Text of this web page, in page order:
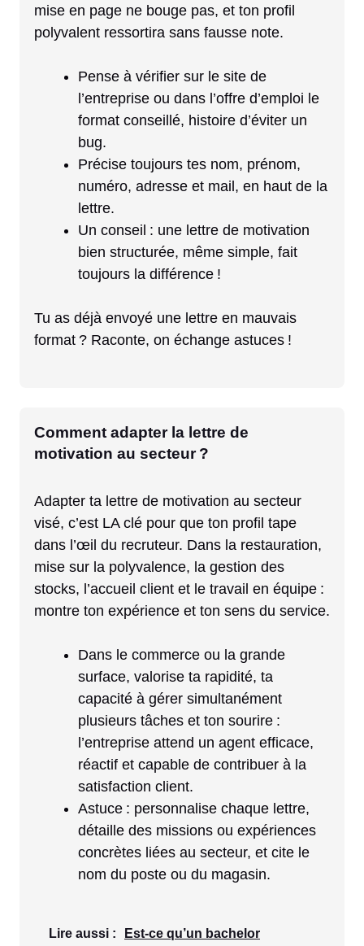
mise en page ne bouge pas, et ton profil
polyvalent ressortira sans fausse note.
Pense à vérifier sur le site de
l’entreprise ou dans l’offre d’emploi le
format conseillé, histoire d’éviter un
bug.
Précise toujours tes nom, prénom,
numéro, adresse et mail, en haut de la
lettre.
Un conseil : une lettre de motivation
bien structurée, même simple, fait
toujours la différence !
Tu as déjà envoyé une lettre en mauvais
format ? Raconte, on échange astuces !
Comment adapter la lettre de
motivation au secteur ?
Adapter ta lettre de motivation au secteur
visé, c’est LA clé pour que ton profil tape
dans l’œil du recruteur. Dans la restauration,
mise sur la polyvalence, la gestion des
stocks, l’accueil client et le travail en équipe :
montre ton expérience et ton sens du service.
Dans le commerce ou la grande
surface, valorise ta rapidité, ta
capacité à gérer simultanément
plusieurs tâches et ton sourire :
l’entreprise attend un agent efficace,
réactif et capable de contribuer à la
satisfaction client.
Astuce : personnalise chaque lettre,
détaille des missions ou expériences
concrètes liées au secteur, et cite le
nom du poste ou du magasin.
Lire aussi :
Est-ce qu’un bachelor